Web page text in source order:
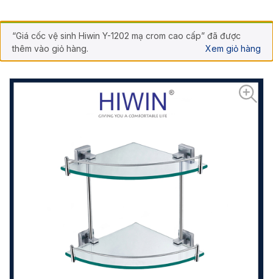
“Giá cốc vệ sinh Hiwin Y-1202 mạ crom cao cấp” đã được
thêm vào giỏ hàng.
Xem giỏ hàng